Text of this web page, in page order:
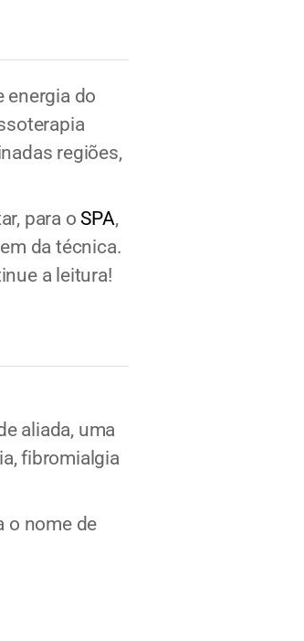
energia do
regiões,
para oSPA,
da técnica.
a leitura!
aliada, uma
fibromialgia
o nome de